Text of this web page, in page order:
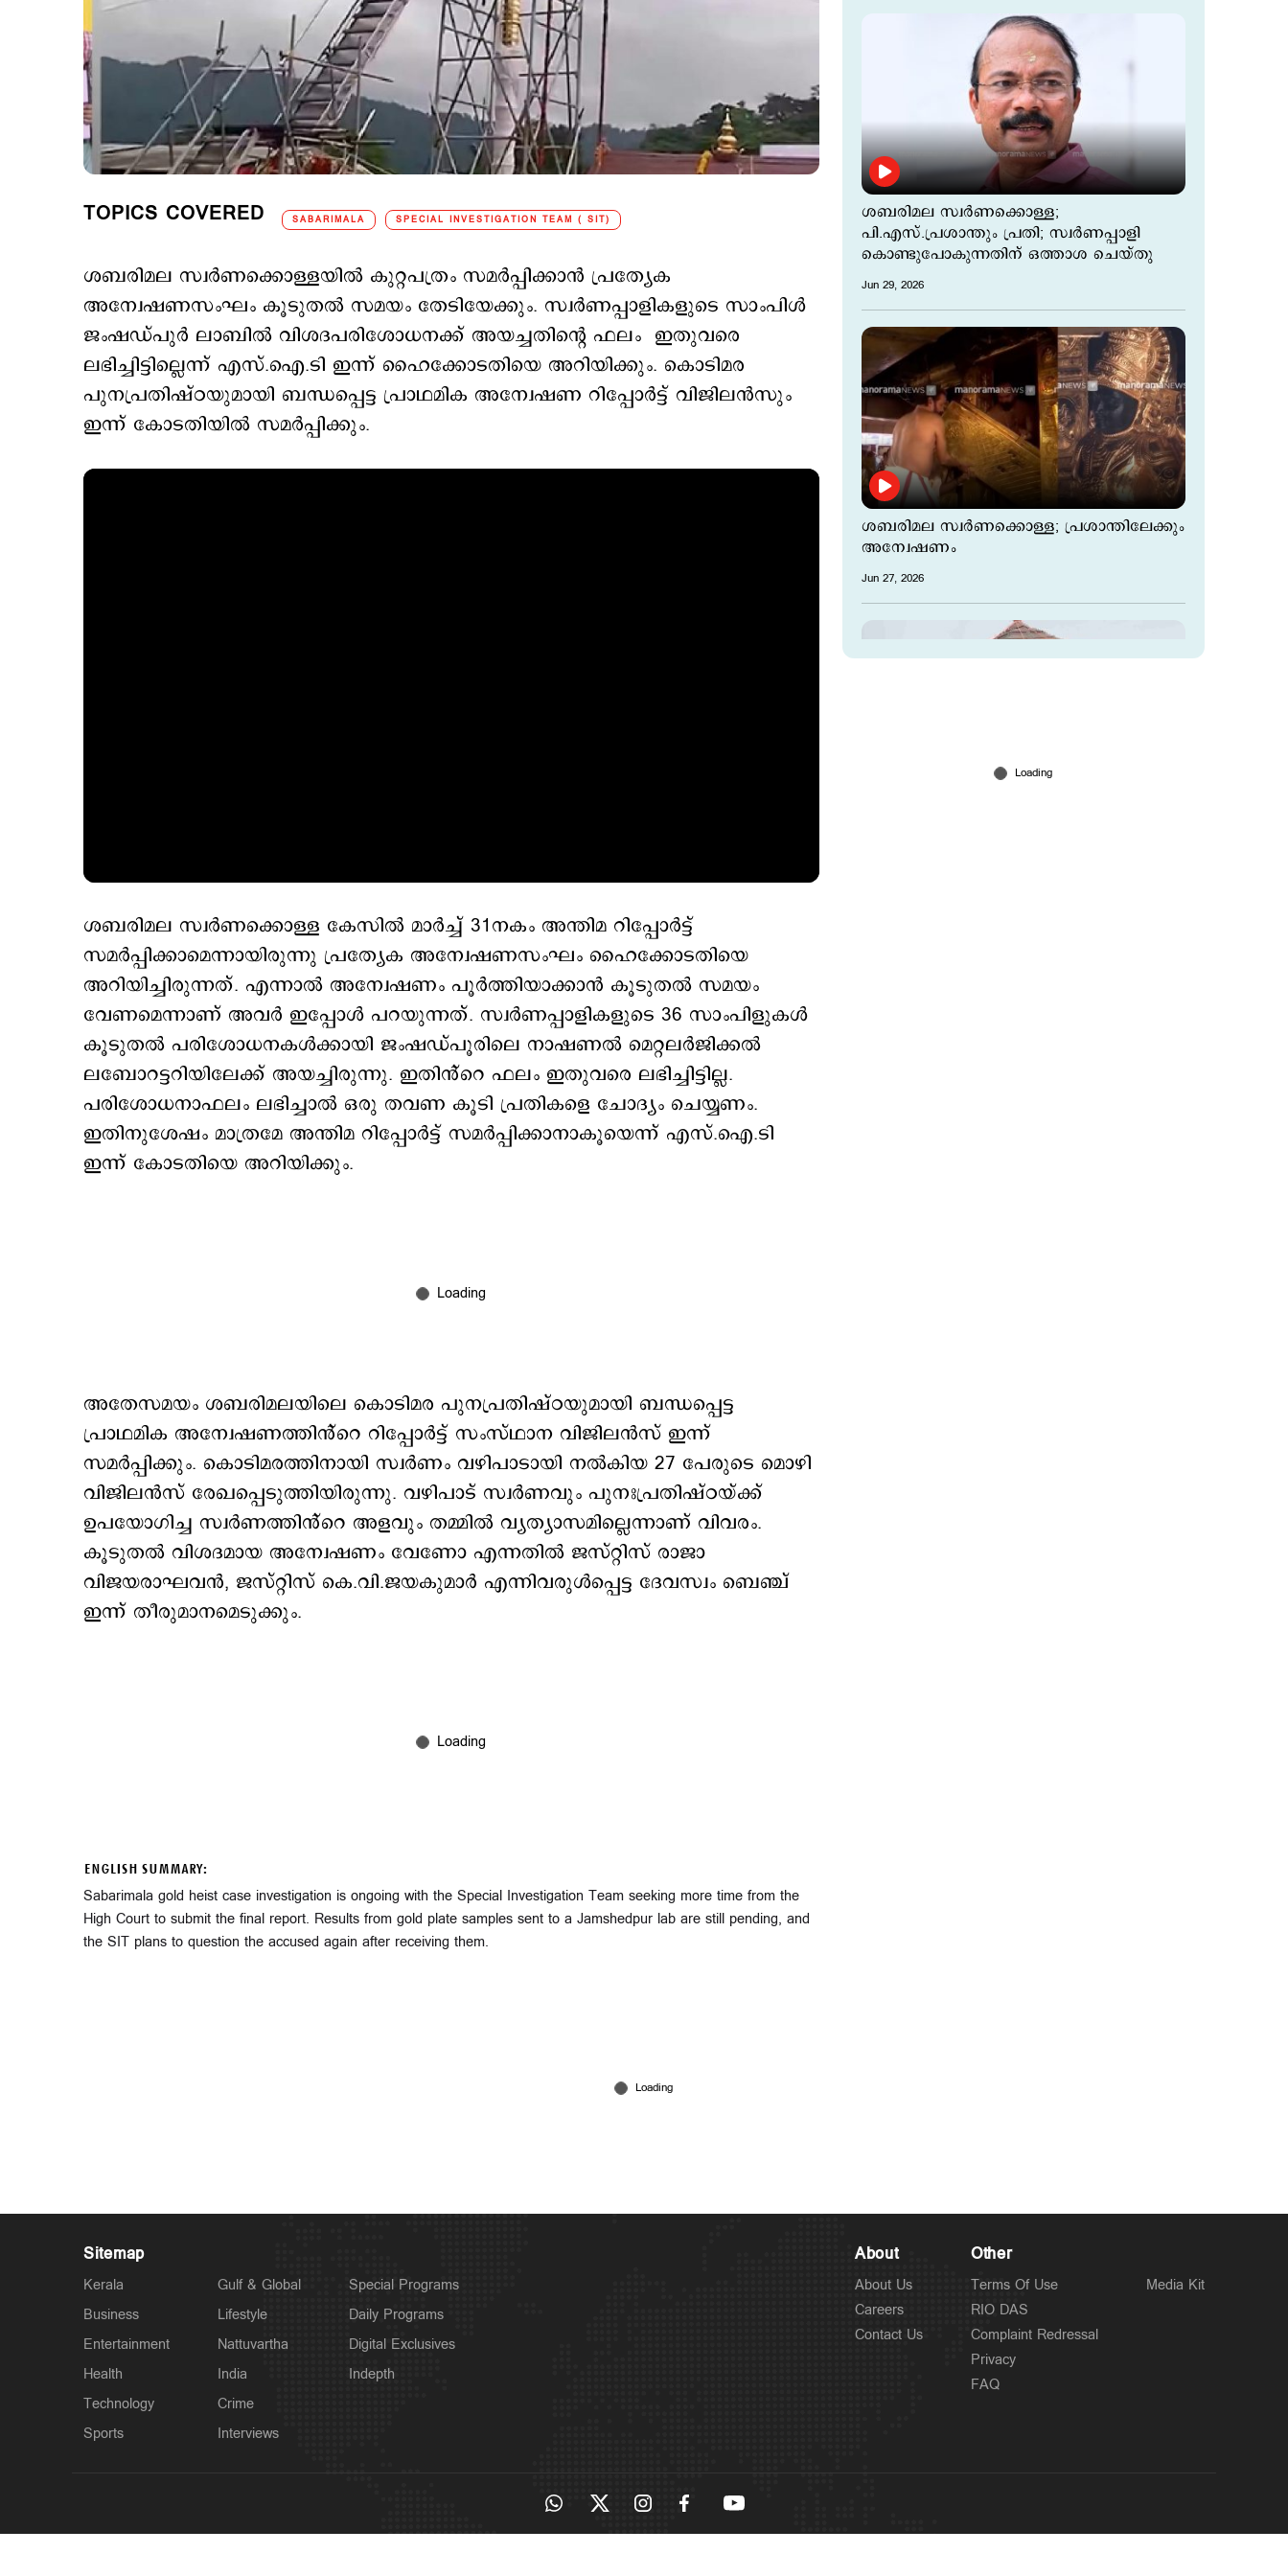
TOPICS COVERED SABARIMALA SPECIAL INVESTIGATION TEAM ( SIT)
ശബരിമല സ്വർണക്കൊള്ളയിൽ കുറ്റപത്രം സമർപ്പിക്കാൻ പ്രത്യേക
അന്വേഷണസംഘം കൂടുതൽ സമയം തേടിയേക്കും. സ്വർണപ്പാളികളുടെ സാംപിൾ
ജംഷഡ്‍പുർ ലാബിൽ വിശദപരിശോധനക്ക് അയച്ചതിന്‍റെ ഫലം ഇതുവരെ
ലഭിച്ചിട്ടില്ലെന്ന് എസ്.ഐ.ടി ഇന്ന് ഹൈക്കോടതിയെ അറിയിക്കും. കൊടിമര
പുനപ്രതിഷ്ഠയുമായി ബന്ധപ്പെട്ട പ്രാഥമിക അന്വേഷണ റിപ്പോർട്ട് വിജിലൻസും
ഇന്ന് കോടതിയിൽ സമർപ്പിക്കും.
ശബരിമല സ്വർണക്കൊള്ള കേസിൽ മാർച്ച് 31നകം അന്തിമ റിപ്പോർട്ട്
സമർപ്പിക്കാമെന്നായിരുന്നു പ്രത്യേക അന്വേഷണസംഘം ഹൈക്കോടതിയെ
അറിയിച്ചിരുന്നത്. എന്നാൽ അന്വേഷണം പൂർത്തിയാക്കാൻ കൂടുതൽ സമയം
വേണമെന്നാണ് അവര്‍ ഇപ്പോള്‍ പറയുന്നത്. സ്വർണപ്പാളികളുടെ 36 സാംപിളുകൾ
കൂടുതൽ പരിശോധനകൾക്കായി ജംഷഡ്പൂരിലെ നാഷണൽ മെറ്റലർജിക്കൽ
ലബോറട്ടറിയിലേക്ക് അയച്ചിരുന്നു. ഇതിൻ്റെ ഫലം ഇതുവരെ ലഭിച്ചിട്ടില്ല.
പരിശോധനാഫലം ലഭിച്ചാൽ ഒരു തവണ കൂടി പ്രതികളെ ചോദ്യം ചെയ്യണം.
ഇതിനുശേഷം മാത്രമേ അന്തിമ റിപ്പോർട്ട് സമർപ്പിക്കാനാകൂയെന്ന് എസ്.ഐ.ടി
ഇന്ന് കോടതിയെ അറിയിക്കും.
അതേസമയം ശബരിമലയിലെ കൊടിമര പുനപ്രതിഷ്ഠയുമായി ബന്ധപ്പെട്ട
പ്രാഥമിക അന്വേഷണത്തിൻ്റെ റിപ്പോർട്ട് സംസ്ഥാന വിജിലൻസ് ഇന്ന്
സമർപ്പിക്കും. കൊടിമരത്തിനായി സ്വർണം വഴിപാടായി നൽകിയ 27 പേരുടെ മൊഴി
വിജിലൻസ് രേഖപ്പെടുത്തിയിരുന്നു. വഴിപാട് സ്വർണവും പുനഃപ്രതിഷ്ഠയ്ക്ക്
ഉപയോഗിച്ച സ്വർണത്തിൻ്റെ അളവും തമ്മിൽ വ്യത്യാസമില്ലെന്നാണ് വിവരം.
കൂടുതല്‍ വിശദമായ അന്വേഷണം വേണോ എന്നതിൽ ജസ്റ്റിസ് രാജാ
വിജയരാഘവൻ, ജസ്റ്റിസ് കെ.വി.ജയകുമാർ എന്നിവരുള്‍പ്പെട്ട ദേവസ്വം ബെഞ്ച്
ഇന്ന് തീരുമാനമെടുക്കും.
ENGLISH SUMMARY:
Sabarimala gold heist case investigation is ongoing with the Special Investigation Team seeking more time from the
High Court to submit the final report. Results from gold plate samples sent to a Jamshedpur lab are still pending, and
the SIT plans to question the accused again after receiving them.
ശബരിമല സ്വര്‍ണക്കൊള്ള;
പി.എസ്.പ്രശാന്തും പ്രതി; സ്വര്‍ണപ്പാളി
കൊണ്ടുപോകുന്നതിന് ഒത്താശ ചെയ്തു
Jun 29, 2026
ശബരിമല സ്വർണക്കൊള്ള; പ്രശാന്തിലേക്കും
അന്വേഷണം
Jun 27, 2026
Sitemap
Kerala
Business
Entertainment
Health
Technology
Sports
Gulf & Global
Lifestyle
Nattuvartha
India
Crime
Interviews
Special Programs
Daily Programs
Digital Exclusives
Indepth
About
About Us
Careers
Contact Us
Other
Terms Of Use
RIO DAS
Complaint Redressal
Privacy
FAQ
Media Kit